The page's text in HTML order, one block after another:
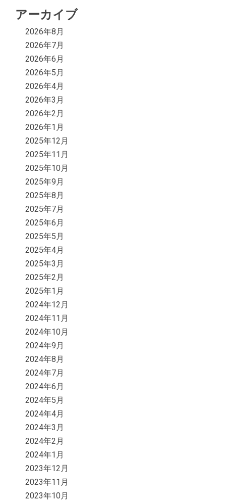
アーカイブ
2026年8月
2026年7月
2026年6月
2026年5月
2026年4月
2026年3月
2026年2月
2026年1月
2025年12月
2025年11月
2025年10月
2025年9月
2025年8月
2025年7月
2025年6月
2025年5月
2025年4月
2025年3月
2025年2月
2025年1月
2024年12月
2024年11月
2024年10月
2024年9月
2024年8月
2024年7月
2024年6月
2024年5月
2024年4月
2024年3月
2024年2月
2024年1月
2023年12月
2023年11月
2023年10月